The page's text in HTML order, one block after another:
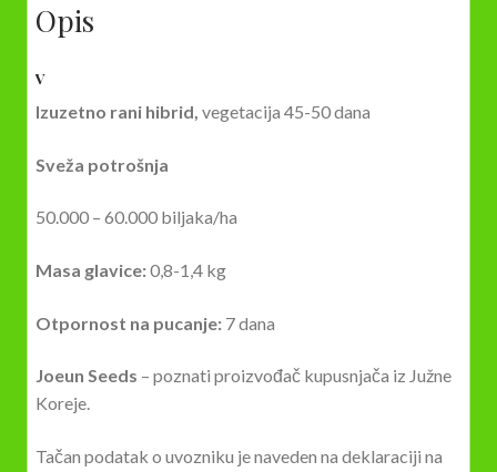
Opis
V
Izuzetno rani hibrid, vegetacija 45-50 dana
Sveža potrošnja
50.000 – 60.000 biljaka/ha
Masa glavice:0,8-1,4 kg
Otpornost na pucanje: 7 dana
Joeun Seeds – poznati proizvođač kupusnjača iz Južne
Koreje.
Tačan podatak o uvozniku je naveden na deklaraciji na